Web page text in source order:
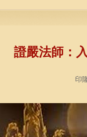
證嚴法師：
印